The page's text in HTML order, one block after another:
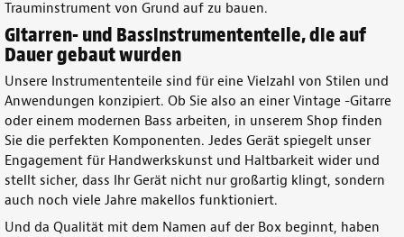
Trauminstrument von Grund auf zu bauen.
Gitarren- und Bassinstrumententeile, die auf
Dauer gebaut wurden
Unsere Instrumententeile sind für eine Vielzahl von Stilen und
Anwendungen konzipiert. Ob Sie also an einer Vintage -Gitarre
oder einem modernen Bass arbeiten, in unserem Shop finden
Sie die perfekten Komponenten. Jedes Gerät spiegelt unser
Engagement für Handwerkskunst und Haltbarkeit wider und
stellt sicher, dass Ihr Gerät nicht nur großartig klingt, sondern
auch noch viele Jahre makellos funktioniert.
Und da Qualität mit dem Namen auf der Box beginnt, haben